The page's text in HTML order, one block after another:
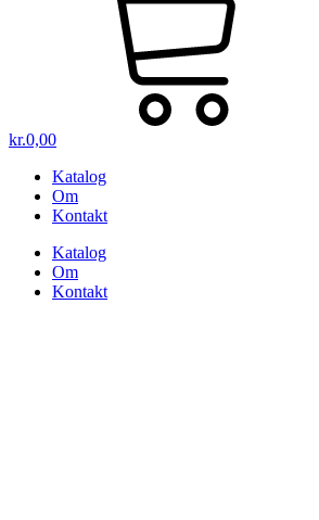
kr.0,00
Katalog
Om
Kontakt
Katalog
Om
Kontakt